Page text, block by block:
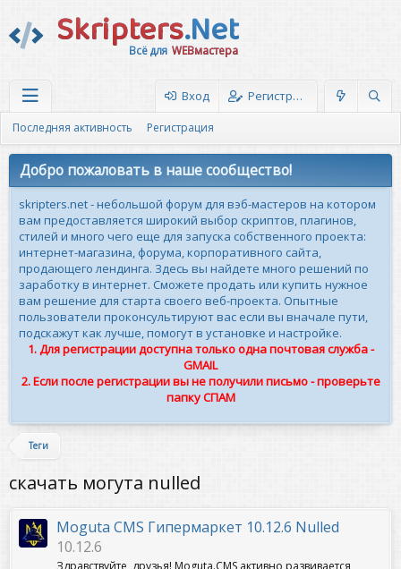
Skripters.Net
Всё для WEBмастера
Вход Регистрация
Последняя активность Регистрация
Добро пожаловать в наше сообщество!
skripters.net - небольшой форум для вэб-мастеров на котором
вам предоставляется широкий выбор скриптов, плагинов,
стилей и много чего еще для запуска собственного проекта:
интернет-магазина, форума, корпоративного сайта,
продающего лендинга. Здесь вы найдете много решений по
заработку в интернет. Сможете продать или купить нужное
вам решение для старта своего веб-проекта. Опытные
пользователи проконсультируют вас если вы вначале пути,
подскажут как лучше, помогут в установке и настройке.
1. Для регистрации доступна только одна почтовая служба -
GMAIL
2. Если после регистрации вы не получили письмо - проверьте
папку СПАМ
Теги
скачать могута nulled
Moguta CMS Гипермаркет 10.12.6 Nulled
10.12.6
Здравствуйте, друзья! Moguta.CMS активно развивается